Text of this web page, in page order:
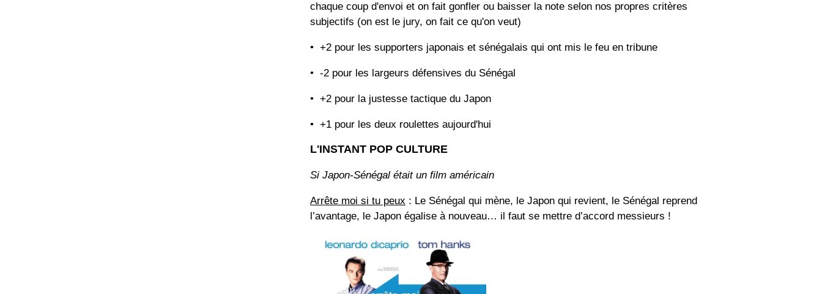
chaque coup d'envoi et on fait gonfler ou baisser la note selon nos propres critères
subjectifs (on est le jury, on fait ce qu'on veut)
• +2 pour les supporters japonais et sénégalais qui ont mis le feu en tribune
• -2 pour les largeurs défensives du Sénégal
• +2 pour la justesse tactique du Japon
• +1 pour les deux roulettes aujourd'hui
L'INSTANT POP CULTURE
Si Japon-Sénégal était un film américain
Arrête moi si tu peux : Le Sénégal qui mène, le Japon qui revient, le Sénégal reprend
l’avantage, le Japon égalise à nouveau… il faut se mettre d’accord messieurs !